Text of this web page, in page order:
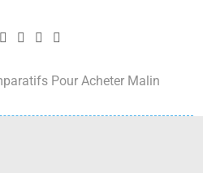
Pour Acheter Malin